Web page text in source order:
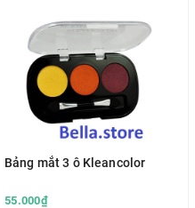
Bảng mắt 3 ô Kleancolor
55.000₫